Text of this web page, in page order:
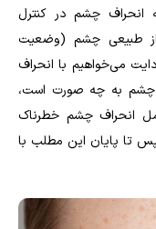
انحراف چشم در کنترل
طبیعی چشم (وضعیت
می‌خواهیم با انحراف
چشم به چه صورت است،
انحراف چشم خطرناک
تا پایان این مطلب با